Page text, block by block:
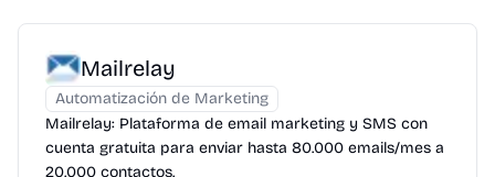
Mailrelay
Automatización de Marketing
Mailrelay: Plataforma de email marketing y SMS con
cuenta gratuita para enviar hasta 80.000 emails/mes a
20.000 contactos.